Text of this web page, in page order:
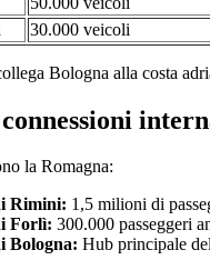
30.000 veicoli
Bologna alla costa
la Romagna:
Rimini: 1,5 milioni di
Forlì: 300.000 passeggeri
Bologna: Hub principale